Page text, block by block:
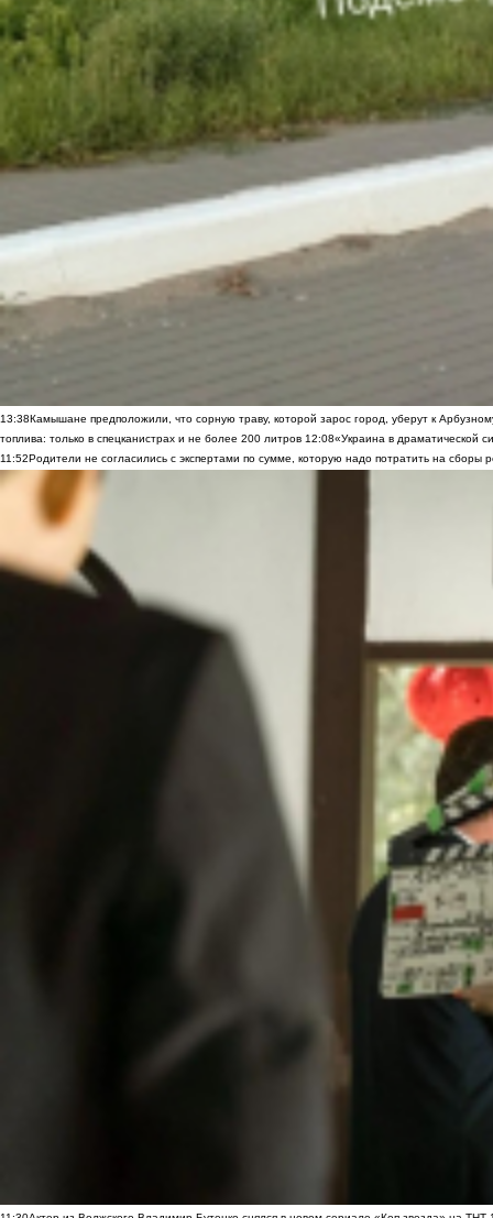
13:38Камышане предположили, что сорную траву, которой зарос город, уберут к
топлива: только в спецканистрах и не более 200 литров 12:08«Украина в драматической
11:52Родители не согласились с экспертами по сумме, которую надо потратить на сборы